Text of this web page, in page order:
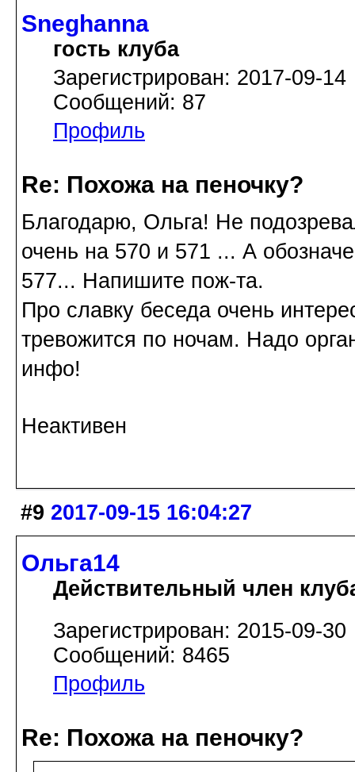
Sneghanna
гость клуба
Зарегистрирован: 2017-09-14
Сообщений: 87
Профиль
Re: Похожа на пеночку?
Благодарю, Ольга! Не
очень на 570 и 571 ... А
577... Напишите пож-та.
Про славку беседа очень
тревожится по ночам. Надо
инфо!
Неактивен
#9 2017-09-15 16:04:27
Ольга14
Действительный член
Зарегистрирован: 2015-09-30
Сообщений: 8465
Профиль
Re: Похожа на пеночку?